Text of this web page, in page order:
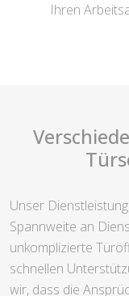
Ihren
Unser
Spannweite an
unkomplizierte
schnellen
wir, dass die